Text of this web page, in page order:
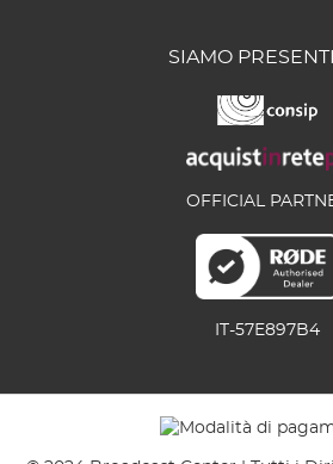
SIAMO
OFFICIAL
IT-57E897B4